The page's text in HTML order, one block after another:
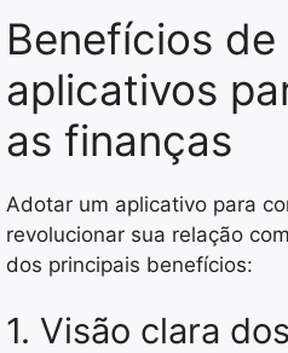
Benefícios de
aplicativos
as finanças
Adotar um aplicativo para
revolucionar sua relação
dos principais benefícios:
1. Visão clara